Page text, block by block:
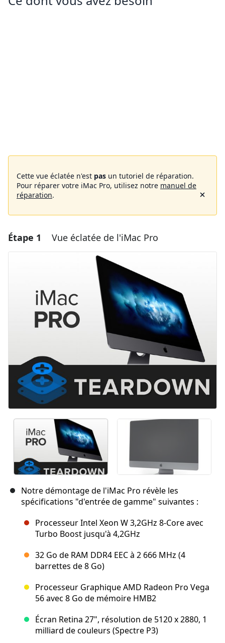
Cette vue éclatée n'est pas un tutoriel de réparation.
Pour réparer votre iMac Pro, utilisez notre manuel de
réparation.
Étape 1 Vue éclatée de l'iMac Pro
Notre démontage de l'iMac Pro révèle les
spécifications "d'entrée de gamme" suivantes :
Processeur Intel Xeon W 3,2GHz 8-Core avec
Turbo Boost jusqu'à 4,2GHz
32 Go de RAM DDR4 EEC à 2 666 MHz (4
barrettes de 8 Go)
Processeur Graphique AMD Radeon Pro Vega
56 avec 8 Go de mémoire HMB2
Écran Retina 27", résolution de 5120 x 2880, 1
milliard de couleurs (Spectre P3)